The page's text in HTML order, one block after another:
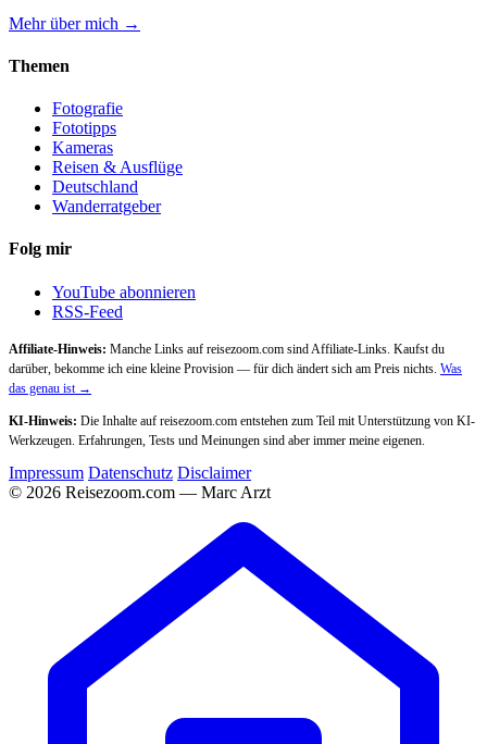
Mehr über mich →
Themen
Fotografie
Fototipps
Kameras
Reisen & Ausflüge
Deutschland
Wanderratgeber
Folg mir
YouTube abonnieren
RSS-Feed
Affiliate-Hinweis: Manche Links auf reisezoom.com sind Affiliate-Links. Kaufst du
darüber, bekomme ich eine kleine Provision — für dich ändert sich am Preis nichts. Was
das genau ist →
KI-Hinweis: Die Inhalte auf reisezoom.com entstehen zum Teil mit Unterstützung von KI-
Werkzeugen. Erfahrungen, Tests und Meinungen sind aber immer meine eigenen.
Impressum Datenschutz Disclaimer
© 2026 Reisezoom.com — Marc Arzt